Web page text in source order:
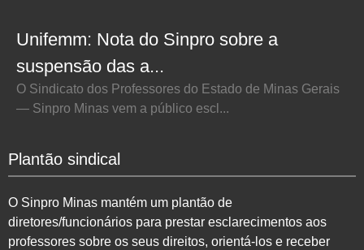
Unifemm: Nota do Sinpro sobre a
suspensão das a...
O Sindicato dos Professores do Estado de Minas Gerais
— Sinpro Minas vem a público escl...
Plantão sindical
O Sinpro Minas mantém um plantão de
diretores/funcionários para prestar esclarecimentos aos
professores sobre os seus direitos, orientá-los e receber